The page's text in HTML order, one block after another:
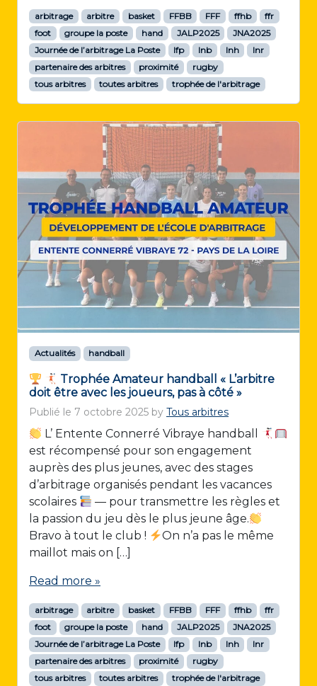
arbitrage arbitre basket FFBB FFF ffhb
ffr
foot
groupe la poste hand JALP2025
JNA2025
Journée de l’arbitrage La Poste
lfp lnb lnh
lnr
partenaire des arbitres
proximité
rugby
tous arbitres
toutes arbitres trophée de l'arbitrage
Actualités handball
Trophée Amateur handball « L’arbitre
doit être avec les joueurs, pas à côté »
Publié le 7 octobre 2025 by Tous arbitres
L’ Entente Connerré Vibraye handball
est récompensé pour son engagement
auprès des plus jeunes, avec des stages
d’arbitrage organisés pendant les vacances
scolaires
— pour transmettre les règles et
la passion du jeu dès le plus jeune âge.
Bravo à tout le club !
On n’a pas le même
maillot mais on […]
Read more »
arbitrage arbitre basket FFBB FFF ffhb
ffr
foot
groupe la poste hand JALP2025
JNA2025
Journée de l’arbitrage La Poste
lfp lnb lnh
lnr
partenaire des arbitres
proximité
rugby
tous arbitres
toutes arbitres trophée de l'arbitrage